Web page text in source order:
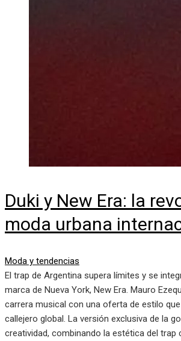
Duki y New Era: la
moda urbana
Moda y tendencias
El trap de Argentina supera límites y se
marca de Nueva York, New Era. Mauro
carrera musical con una oferta de estilo
callejero global. La versión exclusiva de la
creatividad, combinando la estética del